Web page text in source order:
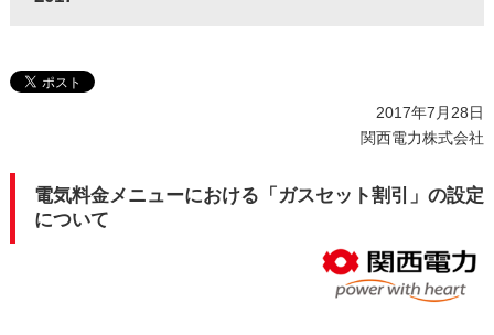
2017年7月28日
関西電力株式会社
電気料金メニューにおける「ガスセット割引」の設定
について